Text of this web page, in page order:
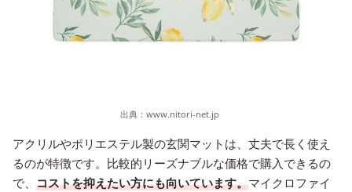
出典： www.nitori-net.jp
アクリルやポリエステル製の玄関マットは、丈夫で長く使え
るのが特徴です。比較的リーズナブルな価格で購入できるの
で、 コストを抑えたい方にも向いています。マイクロファイ